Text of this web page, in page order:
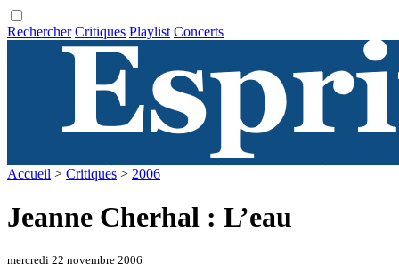
Rechercher Critiques Playlist Concerts
Accueil > Critiques > 2006
Jeanne Cherhal : L’eau
mercredi 22 novembre 2006